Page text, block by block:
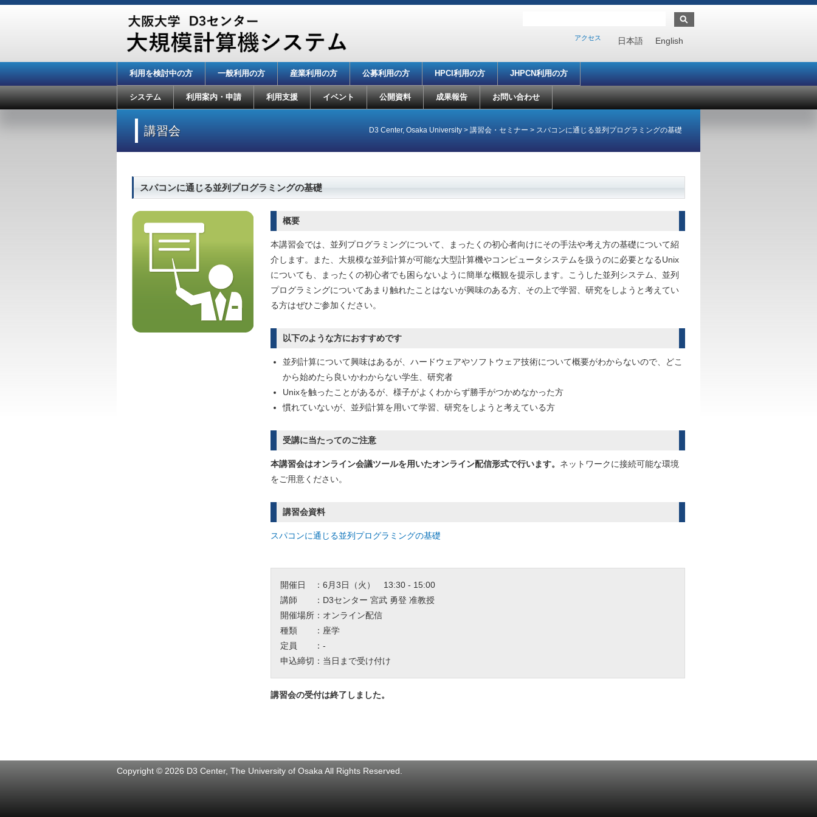
日本語 English
アクセス
利用を検討中の方 一般利用の方 産業利用の方 公募利用の方 HPCI利用の方 JHPCN利用の方
システム 利用案内・申請 利用支援 イベント 公開資料 成果報告 お問い合わせ
講習会 D3 Center, Osaka University > 講習会・セミナー > スパコンに通じる並列プログラミングの基礎
スパコンに通じる並列プログラミングの基礎
概要
本講習会では、並列プログラミングについて、まったくの初心者向けにその手法や考え方の基礎について紹
介します。また、大規模な並列計算が可能な大型計算機やコンピュータシステムを扱うのに必要となるUnix
についても、まったくの初心者でも困らないように簡単な概観を提示します。こうした並列システム、並列
プログラミングについてあまり触れたことはないが興味のある方、その上で学習、研究をしようと考えてい
る方はぜひご参加ください。
以下のような方におすすめです
並列計算について興味はあるが、ハードウェアやソフトウェア技術について概要がわからないので、どこ
から始めたら良いかわからない学生、研究者
Unixを触ったことがあるが、様子がよくわからず勝手がつかめなかった方
慣れていないが、並列計算を用いて学習、研究をしようと考えている方
受講に当たってのご注意
本講習会はオンライン会議ツールを用いたオンライン配信形式で行います。 ネットワークに接続可能な環境
をご用意ください。
講習会資料
スパコンに通じる並列プログラミングの基礎
開催日 ：6月3日（火） 13:30 - 15:00
講師 ：D3センター 宮武 勇登 准教授
開催場所：オンライン配信
種類 ：座学
定員 ：-
申込締切：当日まで受け付け
講習会の受付は終了しました。
Copyright © 2026 D3 Center, The University of Osaka All Rights Reserved.